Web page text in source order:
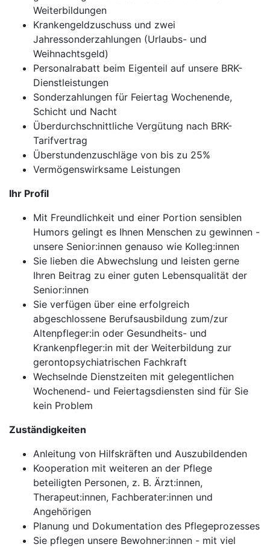
Weiterbildungen
Krankengeldzuschuss und zwei
Jahressonderzahlungen (Urlaubs- und
Weihnachtsgeld)
Personalrabatt beim Eigenteil auf unsere BRK-
Dienstleistungen
Sonderzahlungen für Feiertag Wochenende,
Schicht und Nacht
Überdurchschnittliche Vergütung nach BRK-
Tarifvertrag
Überstundenzuschläge von bis zu 25%
Vermögenswirksame Leistungen
Ihr Profil
Mit Freundlichkeit und einer Portion sensiblen
Humors gelingt es Ihnen Menschen zu gewinnen -
unsere Senior:innen genauso wie Kolleg:innen
Sie lieben die Abwechslung und leisten gerne
Ihren Beitrag zu einer guten Lebensqualität der
Senior:innen
Sie verfügen über eine erfolgreich
abgeschlossene Berufsausbildung zum/zur
Altenpfleger:in oder Gesundheits- und
Krankenpfleger:in mit der Weiterbildung zur
gerontopsychiatrischen Fachkraft
Wechselnde Dienstzeiten mit gelegentlichen
Wochenend- und Feiertagsdiensten sind für Sie
kein Problem
Zuständigkeiten
Anleitung von Hilfskräften und Auszubildenden
Kooperation mit weiteren an der Pflege
beteiligten Personen, z. B. Ärzt:innen,
Therapeut:innen, Fachberater:innen und
Angehörigen
Planung und Dokumentation des Pflegeprozesses
Sie pflegen unsere Bewohner:innen - mit viel